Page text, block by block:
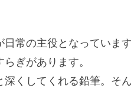
常の主役となっていま
ぎがあります。
深くしてくれる鉛筆。そ